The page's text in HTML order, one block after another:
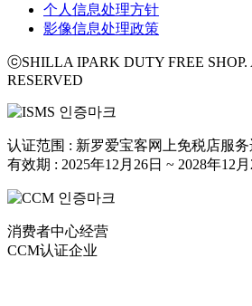
个人信息处理方针
影像信息处理政策
ⓒSHILLA IPARK DUTY FREE SHOP.
RESERVED
认证范围 : 新罗爱宝客网上免税店服
有效期 : 2025年12月26日 ~ 2028年12月
消费者中心经营
CCM认证企业